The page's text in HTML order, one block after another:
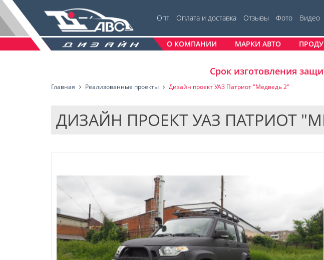
Опт Оплата и доставка Отзывы Фото Видео
О КОМПАНИИ МАРКИ АВТО
Срок изготовления
Главная Реализованные проекты Дизайн проект УАЗ Патриот "Медведь 2"
ДИЗАЙН ПРОЕКТ УАЗ ПАТРИОТ